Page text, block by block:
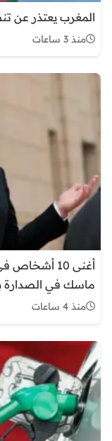
المغرب يعتذر عن
منذ 3 ساعات
ماسك في الصدارة
منذ 4 ساعات